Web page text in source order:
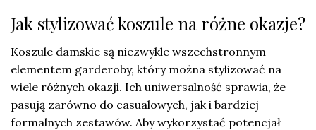
Jak stylizować koszule na różne okazje?
Koszule damskie są niezwykle wszechstronnym
elementem garderoby, który można stylizować na
wiele różnych okazji. Ich uniwersalność sprawia, że
pasują zarówno do casualowych, jak i bardziej
formalnych zestawów. Aby wykorzystać potencjał